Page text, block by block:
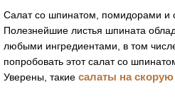
Салат со шпинатом, помидорами и
Полезнейшие листья шпината
любыми ингредиентами, в том
попробовать этот салат со
Уверены, такие салаты на скорую